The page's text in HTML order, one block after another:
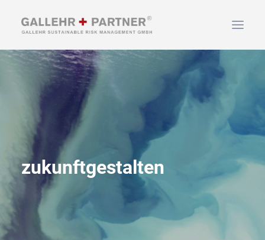
NEWS & INFOS
KONTAKT
SUCHEN
zukunftgestalten